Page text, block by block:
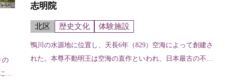
の
積
志明院
北区 歴史文化 体験施設
鴨川の水源地に位置し、天長6年（829）空海によって創建さ
れた。本尊不動明王は空海の直作といわれ、日本最古の不動